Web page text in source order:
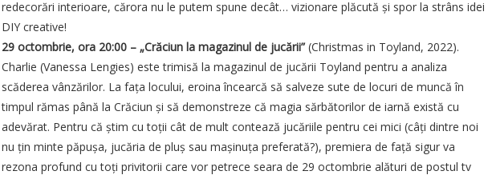
redecorări interioare, cărora nu le putem spune decât… vizionare plăcută și spor la strâns idei
DIY creative!
29 octombrie, ora 20:00 – „Crăciun la magazinul de jucării” (Christmas in Toyland, 2022).
Charlie (Vanessa Lengies) este trimisă la magazinul de jucării Toyland pentru a analiza
scăderea vânzărilor. La fața locului, eroina încearcă să salveze sute de locuri de muncă în
timpul rămas până la Crăciun și să demonstreze că magia sărbătorilor de iarnă există cu
adevărat. Pentru că știm cu toții cât de mult contează jucăriile pentru cei mici (câți dintre noi
nu țin minte păpușa, jucăria de pluș sau mașinuța preferată?), premiera de față sigur va
rezona profund cu toți privitorii care vor petrece seara de 29 octombrie alături de postul tv